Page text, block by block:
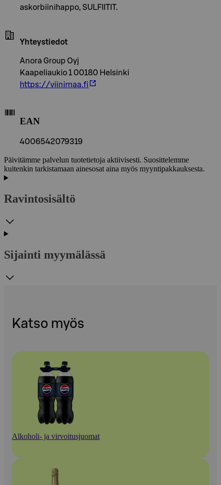
askorbiinihappo, SULFIITIT.
Yhteystiedot
Anora Group Oyj
Kaapeliaukio 1 00180 Helsinki
https://viinimaa.fi
EAN
4006542079319
Päivitämme palvelun tuotetietoja aktiivisesti. Suosittelemme
kuitenkin tarkistamaan ainesosat aina myös myyntipakkauksesta.
Ravintosisältö
Sijainti myymälässä
Katso myös
Alkoholi- ja virvoitusjuomat